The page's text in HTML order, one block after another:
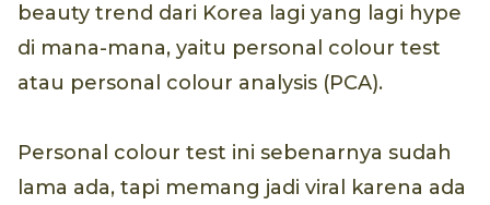
beauty trend dari Korea lagi yang lagi hype
di mana-mana, yaitu personal colour test
atau personal colour analysis (PCA).
Personal colour test ini sebenarnya sudah
lama ada, tapi memang jadi viral karena ada